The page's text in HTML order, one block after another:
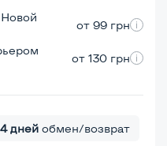
от 99 грн
от 130 грн
дней обмен/возврат